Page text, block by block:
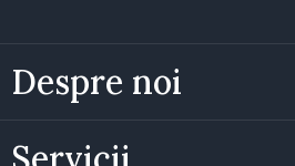
Despre noi